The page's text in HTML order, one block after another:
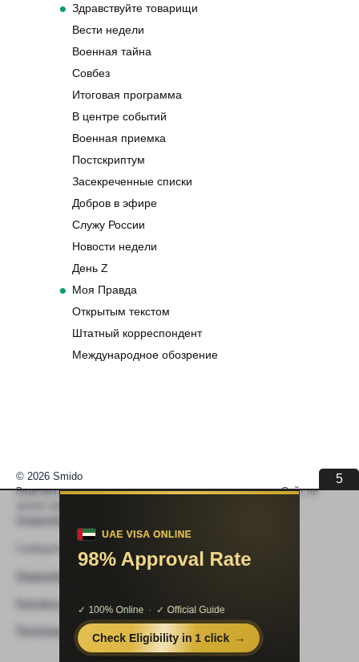
Здравствуйте товарищи
Вести недели
Военная тайна
Совбез
Итоговая программа
В центре событий
Военная приемка
Постскриптум
Засекреченные списки
Добров в эфире
Служу России
Новости недели
День Z
Моя Правда
Открытым текстом
Штатный корреспондент
Международное обозрение
5
© 2026 Smido
Видеоматериалы встраиваются из открытых источников. Сайт не
Видео не работает
Политика конфиденциальности